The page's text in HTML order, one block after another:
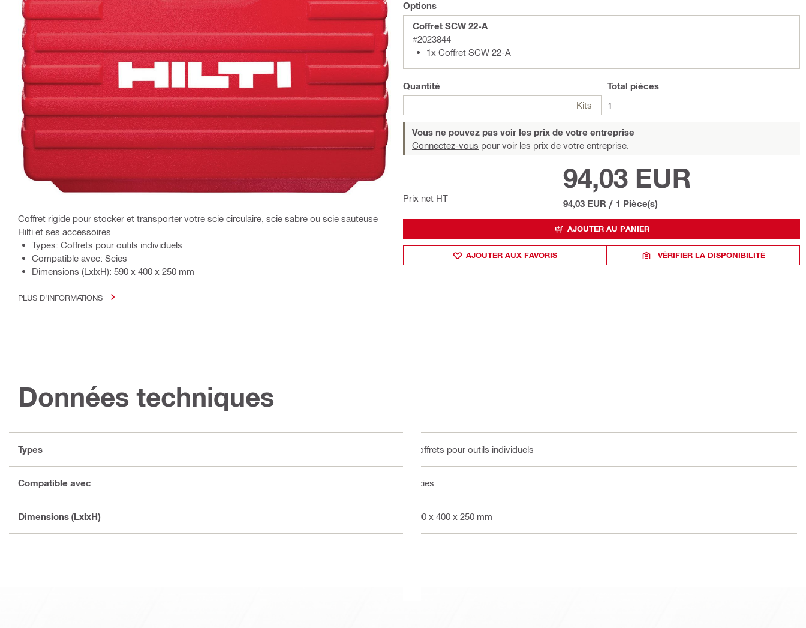
Coffret rigide pour stocker et transporter votre scie circulaire, scie sabre ou scie sauteuse
Hilti et ses accessoires
Types: Coffrets pour outils individuels
Compatible avec: Scies
Dimensions (LxlxH): 590 x 400 x 250 mm
PLUS D'INFORMATIONS
Options
Coffret SCW 22-A
#2023844
1x Coffret SCW 22-A
Quantité
Kits
Total pièces
1
Vous ne pouvez pas voir les prix de votre entreprise
Connectez-vous pour voir les prix de votre entreprise.
Prix net HT
94,03 EUR
94,03 EUR / 1 Pièce(s)
AJOUTER AU PANIER
AJOUTER AUX FAVORIS VÉRIFIER LA DISPONIBILITÉ
Données techniques
Types Coffrets pour outils individuels
Compatible avec Scies
Dimensions (LxlxH) 590 x 400 x 250 mm